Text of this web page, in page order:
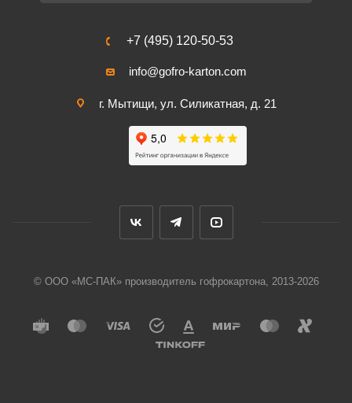
+7 (495) 120-50-53
info@gofro-karton.com
г. Мытищи, ул. Силикатная, д. 21
© ООО «МС-ПАК» производитель гофрокартона, 2013-2026